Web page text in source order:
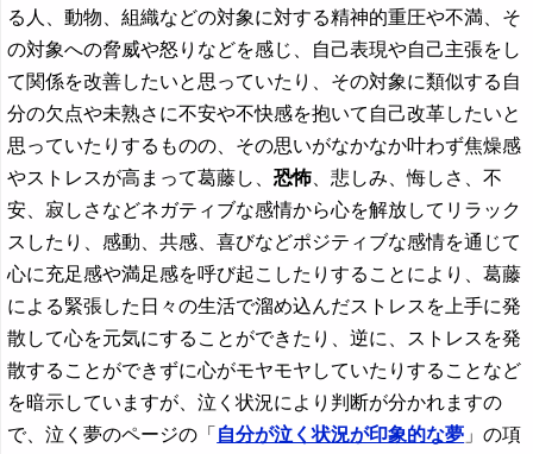
る人、動物、組織などの対象に対する精神的重圧や不満、そ
の対象への脅威や怒りなどを感じ、自己表現や自己主張をし
て関係を改善したいと思っていたり、その対象に類似する自
分の欠点や未熟さに不安や不快感を抱いて自己改革したいと
思っていたりするものの、その思いがなかなか叶わず焦燥感
やストレスが高まって葛藤し、恐怖 、悲しみ、悔しさ、不
安、寂しさなどネガティブな感情から心を解放してリラック
スしたり、感動、共感、喜びなどポジティブな感情を通じて
心に充足感や満足感を呼び起こしたりすることにより、葛藤
による緊張した日々の生活で溜め込んだストレスを上手に発
散して心を元気にすることができたり、逆に、ストレスを発
散することができずに心がモヤモヤしていたりすることなど
を暗示していますが、泣く状況により判断が分かれますの
で、泣く夢のページの「 自分が泣く状況が印象的な夢 」の項